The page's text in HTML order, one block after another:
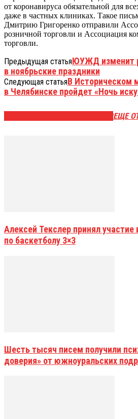
от коронавируса обязательной для
даже в частных клиниках. Такое
Дмитрию Григоренко отправили
розничной торговли и Ассоциация
торговли.
Предыдущая статьяЮУЖД изменит
в ноябрьские праздники
Следующая статьяВ Историческом
в Челябинске пройдет «Ночь
ЕЩЕ
Алексей Текслер принял
по баскетболу 3×3
Шесть тысяч писем получили
доверия» от южноуральских